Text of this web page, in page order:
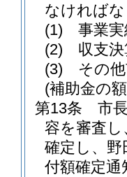
なければ
(1)
事業
(2)
収支
(3)
その
(補助金の
第13条
市
容を審査
確定し、野
付額確定